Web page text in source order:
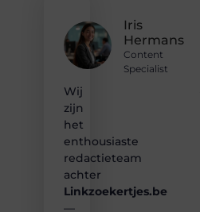
Iris
Hermans
Content
Specialist
Wij
zijn
het
enthousiaste
redactieteam
achter
Linkzoekertjes.be
—